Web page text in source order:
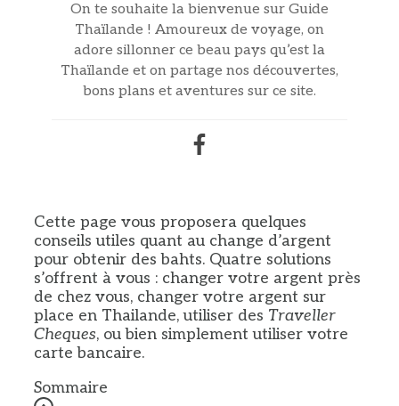
On te souhaite la bienvenue sur Guide
Thaïlande ! Amoureux de voyage, on
adore sillonner ce beau pays qu’est la
Thaïlande et on partage nos découvertes,
bons plans et aventures sur ce site.
Cette page vous proposera quelques
conseils utiles quant au change d’argent
pour obtenir des bahts. Quatre solutions
s’offrent à vous : changer votre argent près
de chez vous, changer votre argent sur
place en Thailande, utiliser des Traveller
Cheques, ou bien simplement utiliser votre
carte bancaire.
Sommaire